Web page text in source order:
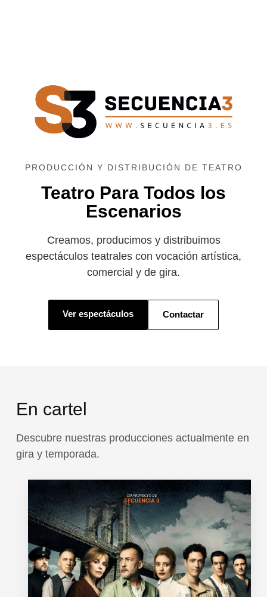
PRODUCCIÓN Y DISTRIBUCIÓN DE TEATRO
Teatro Para Todos los
Escenarios
Creamos, producimos y distribuimos
espectáculos teatrales con vocación artística,
comercial y de gira.
Ver espectáculos Contactar
En cartel
Descubre nuestras producciones actualmente en
gira y temporada.